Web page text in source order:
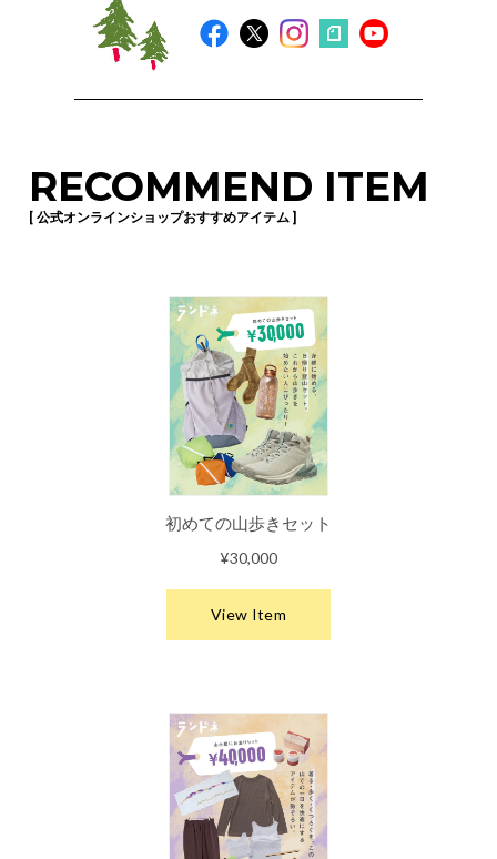
RECOMMEND ITEM
[ 公式オンラインショップおすすめアイテム ]